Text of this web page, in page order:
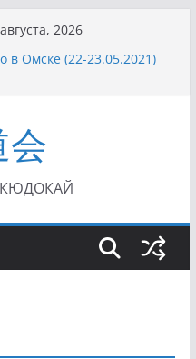
2026
в Омске (22-23.05.2021)
Дёмино (2-5.09.2021)
в России по Кюдо,
области по Кюдо /
会
КЮДОКАЙ